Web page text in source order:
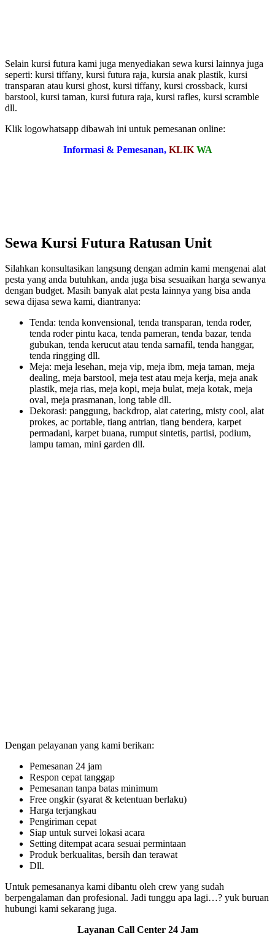
Selain kursi futura kami juga menyediakan sewa kursi lainnya juga
seperti: kursi tiffany, kursi futura raja, kursia anak plastik, kursi
transparan atau kursi ghost, kursi tiffany, kursi crossback, kursi
barstool, kursi taman, kursi futura raja, kursi rafles, kursi scramble
dll.
Klik logowhatsapp dibawah ini untuk pemesanan online:
Informasi & Pemesanan, KLIK WA
Sewa Kursi Futura Ratusan Unit
Silahkan konsultasikan langsung dengan admin kami mengenai alat
pesta yang anda butuhkan, anda juga bisa sesuaikan harga sewanya
dengan budget. Masih banyak alat pesta lainnya yang bisa anda
sewa dijasa sewa kami, diantranya:
Tenda: tenda konvensional, tenda transparan, tenda roder,
tenda roder pintu kaca, tenda pameran, tenda bazar, tenda
gubukan, tenda kerucut atau tenda sarnafil, tenda hanggar,
tenda ringging dll.
Meja: meja lesehan, meja vip, meja ibm, meja taman, meja
dealing, meja barstool, meja test atau meja kerja, meja anak
plastik, meja rias, meja kopi, meja bulat, meja kotak, meja
oval, meja prasmanan, long table dll.
Dekorasi: panggung, backdrop, alat catering, misty cool, alat
prokes, ac portable, tiang antrian, tiang bendera, karpet
permadani, karpet buana, rumput sintetis, partisi, podium,
lampu taman, mini garden dll.
Dengan pelayanan yang kami berikan:
Pemesanan 24 jam
Respon cepat tanggap
Pemesanan tanpa batas minimum
Free ongkir (syarat & ketentuan berlaku)
Harga terjangkau
Pengiriman cepat
Siap untuk survei lokasi acara
Setting ditempat acara sesuai permintaan
Produk berkualitas, bersih dan terawat
Dll.
Untuk pemesananya kami dibantu oleh crew yang sudah
berpengalaman dan profesional. Jadi tunggu apa lagi…? yuk buruan
hubungi kami sekarang juga.
Layanan Call Center 24 Jam